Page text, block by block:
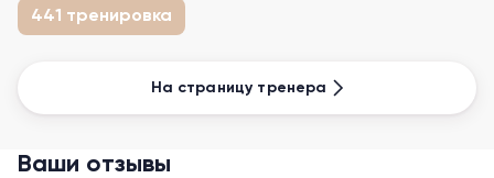
441 тренировка
На страницу тренера
Ваши отзывы